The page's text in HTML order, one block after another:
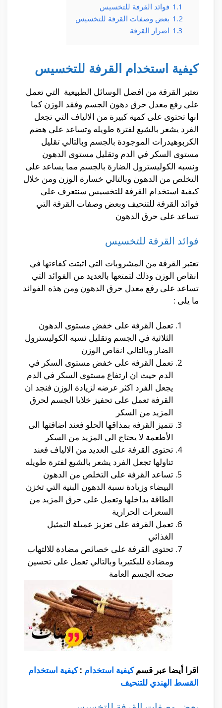
1.1 فوائد القرفة للتخسيس
1.2 بعض وصفات القرفة للتخسيس
1.3 اضرار القرفة
كيفية استخدام القرفة للتخسيس
تعتبر القرفة من افضل الوسائل الطبيعية التي تعمل
على رفع معدل حرق دهون الجسم وفقد الوزن كما
انها تحتوى على كمية كبيرة من الالياف التي تجعل
الفرد يشعر بالشبع لفترة طويله وتساعد على هضم
الكربوهيدرات الموجودة بالجسم وبالتالي تقليل
مستوى السكر في الدم وتقليل مستوى الدهون
ونسبه الكوليسترول الضارة بالجسم مما يساعد على
التخلص من الدهون وبالتالي خسارة الوزن ومن خلال
كيفية استخدام القرفة للتخسيس سنتعرف على
فوائد القرفة للتنحيف وبعض وصفات القرفة التي
تساعد على حرق الدهون
فوائد القرفة للتخسيس
تعتبر القرفة من المشروبات التي اثبتت كفاءتها في
انقاص الوزن وذلك لتمتعها بالعديد من الفوائد التي
تساعد على رفع معدل حرق الدهون ومن هذه الفوائد
ما يلى :
تعمل القرفة على خفض مستوى الدهون
الثلاثية في الجسم وتقليل نسبه الكوليسترول
الضار وبالتالي انقاص الوزن
تعمل القرفة على خفض مستوى السكر في
الدم حيث ان ارتفاع مستوى السكر في الدم
يجعل الفرد اكثر عرضه لزيادة الوزن فنجد ان
القرفة تعمل على تحفيز خلايا الجسم لحرق
المزيد من السكر
تتميز القرفة بمذاقها الحلو فعند اضافتها الى
الأطعمة لا يحتاج الى المزيد من السكر
تحتوى القرفة على العديد من الالياف فعند
تناولها تجعل الفرد يشعر بالشبع لفترة طويله
تساعد القرفة على التخلص من الدهون
البيضاء وزيادة نسبة الدهون البنية التي تخزن
الطاقة بداخلها وتعمل على حرق المزيد من
السعرات الحرارية
تعمل القرفة على تعزيز عميلة التمثيل
الغذائي
تحتوى القرفة على خصائص مضادة للالتهاب
ومضادة للبكتيريا وبالتالي تعمل على تحسين
صحه الجسم العامة
اقرا أيضا عبر قسمكيفية استخدام :كيفية استخدام
القسط الهندي للتنحيف